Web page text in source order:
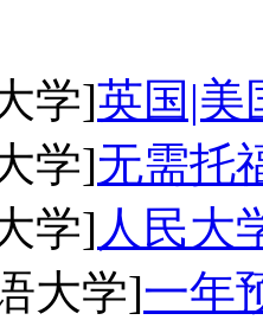
学]英国|美
学]无需托
学] 人民大
大学]一年